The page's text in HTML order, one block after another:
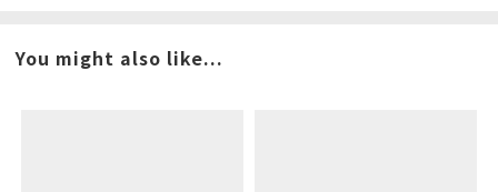
You might also like...